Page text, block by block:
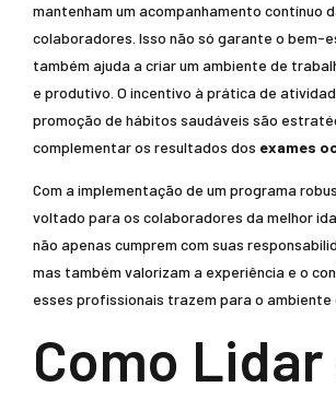
mantenham um acompanhamento contínuo
colaboradores. Isso não só garante o bem-
também ajuda a criar um ambiente de
e produtivo. O incentivo à prática de
promoção de hábitos saudáveis são
complementar os resultados dos exames
Com a implementação de um programa
voltado para os colaboradores da melhor
não apenas cumprem com suas
mas também valorizam a experiência e o
esses profissionais trazem para o ambiente
Como